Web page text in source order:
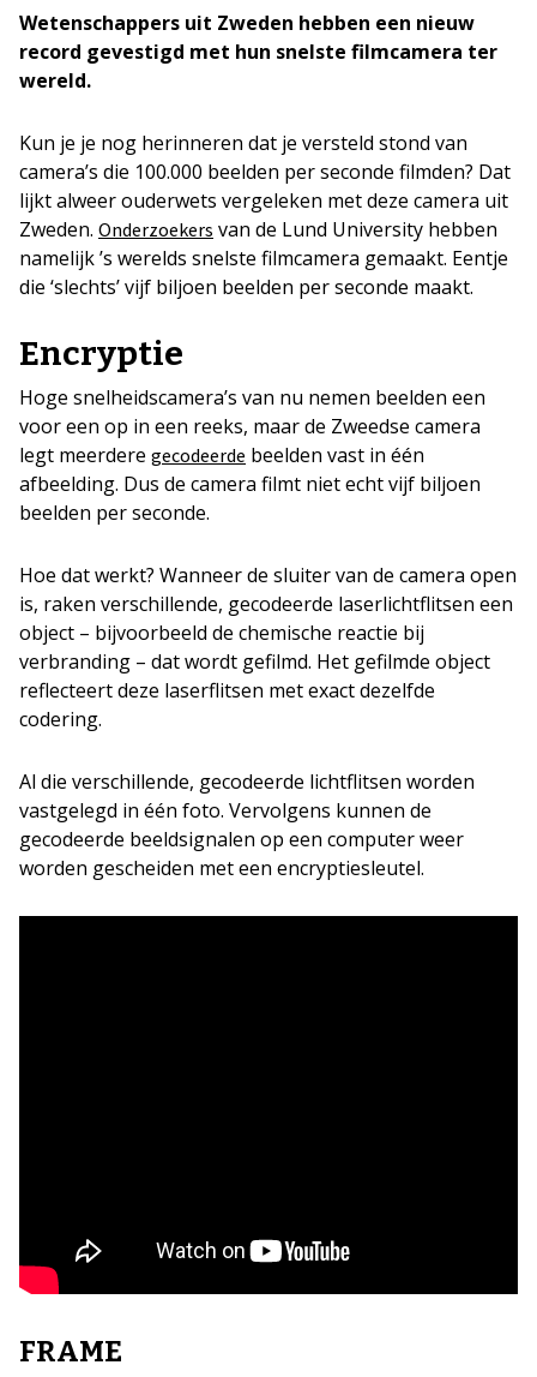
Wetenschappers uit Zweden hebben een nieuw
record gevestigd met hun snelste filmcamera ter
wereld.
Kun je je nog herinneren dat je versteld stond van
camera’s die 100.000 beelden per seconde filmden? Dat
lijkt alweer ouderwets vergeleken met deze camera uit
Zweden. Onderzoekers van de Lund University hebben
namelijk ’s werelds snelste filmcamera gemaakt. Eentje
die ‘slechts’ vijf biljoen beelden per seconde maakt.
Encryptie
Hoge snelheidscamera’s van nu nemen beelden een
voor een op in een reeks, maar de Zweedse camera
legt meerdere gecodeerde beelden vast in één
afbeelding. Dus de camera filmt niet echt vijf biljoen
beelden per seconde.
Hoe dat werkt? Wanneer de sluiter van de camera open
is, raken verschillende, gecodeerde laserlichtflitsen een
object – bijvoorbeeld de chemische reactie bij
verbranding – dat wordt gefilmd. Het gefilmde object
reflecteert deze laserflitsen met exact dezelfde
codering.
Al die verschillende, gecodeerde lichtflitsen worden
vastgelegd in één foto. Vervolgens kunnen de
gecodeerde beeldsignalen op een computer weer
worden gescheiden met een encryptiesleutel.
FRAME